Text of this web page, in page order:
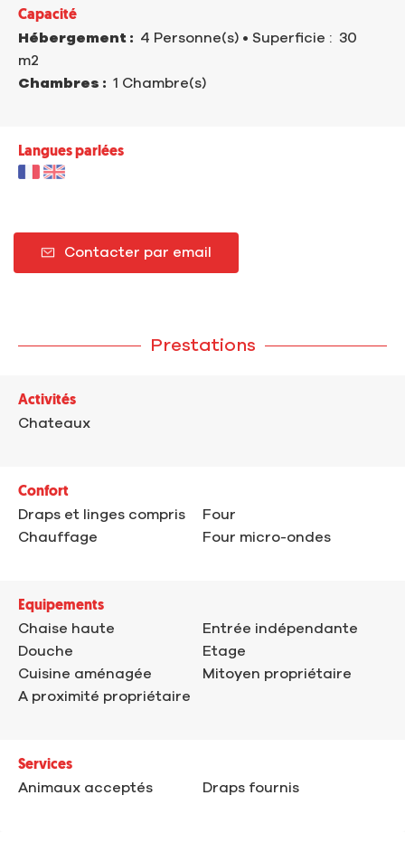
Capacité
Hébergement : 4 Personne(s) • Superficie : 30
m2
Chambres : 1 Chambre(s)
Langues parlées
Contacter par email
Prestations
Activités
Chateaux
Confort
Draps et linges compris
Chauffage
Four
Four micro-ondes
Equipements
Chaise haute
Douche
Cuisine aménagée
A proximité propriétaire
Entrée indépendante
Etage
Mitoyen propriétaire
Services
Animaux acceptés
Draps fournis